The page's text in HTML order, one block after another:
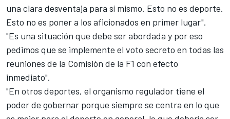
una clara desventaja para sí mismo. Esto no es deporte.
Esto no es poner a los aficionados en primer lugar".
"Es una situación que debe ser abordada y por eso
pedimos que se implemente el voto secreto en todas las
reuniones de la Comisión de la F1 con efecto
inmediato".
"En otros deportes, el organismo regulador tiene el
poder de gobernar porque siempre se centra en lo que